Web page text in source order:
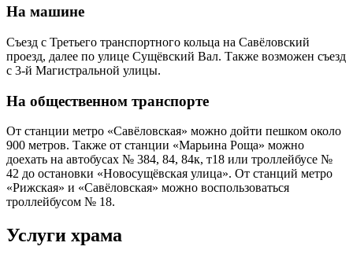
На машине
Съезд с Третьего транспортного кольца на Савёловский
проезд, далее по улице Сущёвский Вал. Также возможен съезд
с 3-й Магистральной улицы.
На общественном транспорте
От станции метро «Савёловская» можно дойти пешком около
900 метров. Также от станции «Марьина Роща» можно
доехать на автобусах № 384, 84, 84к, т18 или троллейбусе №
42 до остановки «Новосущёвская улица». От станций метро
«Рижская» и «Савёловская» можно воспользоваться
троллейбусом № 18.
Услуги храма